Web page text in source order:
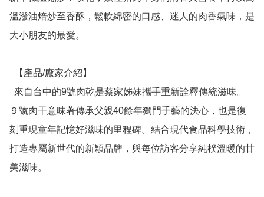
溫潑油焙炒至香酥，鬆軟綿密的口感、迷人的肉香氣味，是
大小朋友的最愛。
９號肉干意味著傳承父親40餘年獨門手藝的決心，也是復
刻重現童年記憶好滋味的里程碑。結合現代食品科學技術，
打造專屬新世代的新穎品牌，與每位訪客分享純樸溫暖的甘
美滋味。